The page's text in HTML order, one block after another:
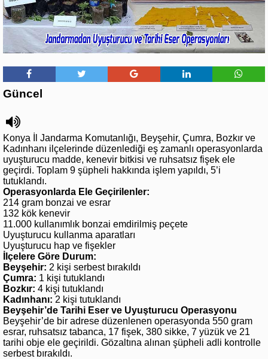
Güncel
Konya İl Jandarma Komutanlığı, Beyşehir, Çumra, Bozkır ve
Kadınhanı ilçelerinde düzenlediği eş zamanlı operasyonlarda
uyuşturucu madde, kenevir bitkisi ve ruhsatsız fişek ele
geçirdi. Toplam 9 şüpheli hakkında işlem yapıldı, 5’i
tutuklandı.
Operasyonlarda Ele Geçirilenler:
214 gram bonzai ve esrar
132 kök kenevir
11.000 kullanımlık bonzai emdirilmiş peçete
Uyuşturucu kullanma aparatları
Uyuşturucu hap ve fişekler
İlçelere Göre Durum:
Beyşehir: 2 kişi serbest bırakıldı
Çumra: 1 kişi tutuklandı
Bozkır: 4 kişi tutuklandı
Kadınhanı: 2 kişi tutuklandı
Beyşehir’de Tarihi Eser ve Uyuşturucu Operasyonu
Beyşehir’de bir adrese düzenlenen operasyonda 550 gram
esrar, ruhsatsız tabanca, 17 fişek, 380 sikke, 7 yüzük ve 21
tarihi obje ele geçirildi. Gözaltına alınan şüpheli adli kontrolle
serbest bırakıldı.